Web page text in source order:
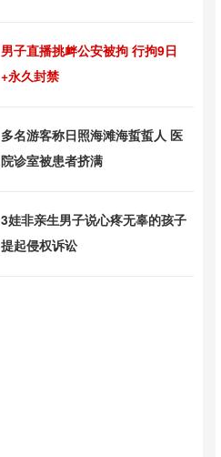
男子直播挑衅公安被拘 行拘9日
+永久封禁
多名游客称日照海滩海蜇蜇人 医
院诊室被患者挤满
3娃非亲生男子说心疼无辜的孩子
提起侵权诉讼